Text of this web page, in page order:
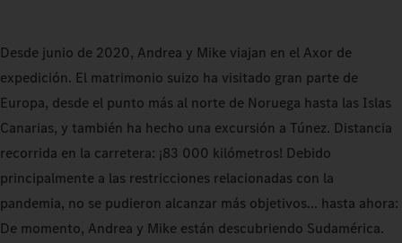
Desde junio de 2020, Andrea y Mike viajan en el Axor de
expedición. El matrimonio suizo ha visitado gran parte de
Europa, desde el punto más al norte de Noruega hasta las Islas
Canarias, y también ha hecho una excursión a Túnez. Distancia
recorrida en la carretera: ¡83 000 kilómetros! Debido
principalmente a las restricciones relacionadas con la
pandemia, no se pudieron alcanzar más objetivos... hasta ahora:
De momento, Andrea y Mike están descubriendo Sudamérica.